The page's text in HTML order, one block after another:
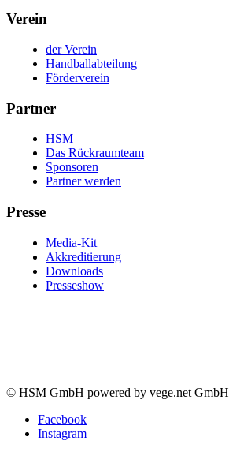
Verein
der Verein
Handballabteilung
Förderverein
Partner
HSM
Das Rückraumteam
Sponsoren
Partner werden
Presse
Media-Kit
Akkreditierung
Downloads
Presseshow
© HSM GmbH powered by vege.net GmbH
Facebook
Instagram